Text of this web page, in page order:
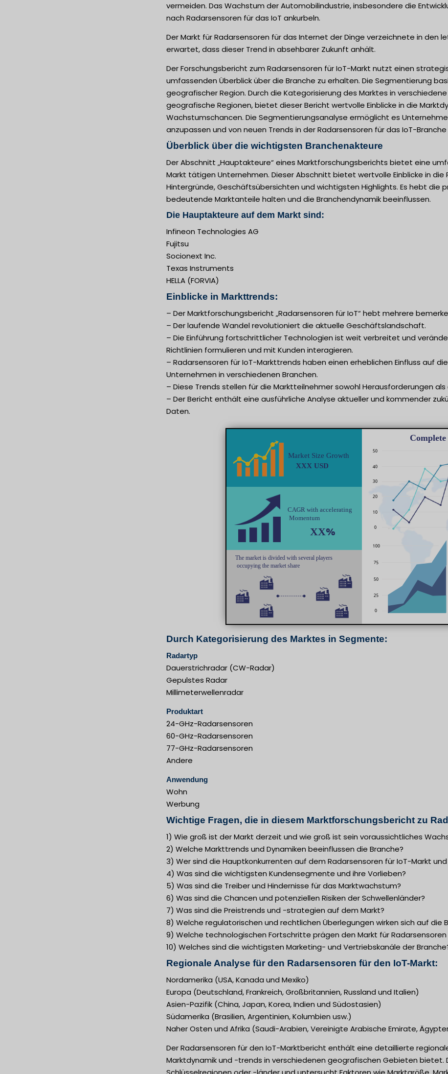
vermeiden. Das Wachstum der Automobilindustrie, insbesondere die
nach Radarsensoren für das IoT ankurbeln.
Der Markt für Radarsensoren für das Internet der Dinge verzeichnete in den
erwartet, dass dieser Trend in absehbarer Zukunft anhält.
Der Forschungsbericht zum Radarsensoren für IoT-Markt nutzt einen
umfassenden Überblick über die Branche zu erhalten. Die Segmentierung
geografischer Region. Durch die Kategorisierung des Marktes in
geografische Regionen, bietet dieser Bericht wertvolle Einblicke in die
Wachstumschancen. Die Segmentierungsanalyse ermöglicht es
anzupassen und von neuen Trends in der Radarsensoren für das IoT-
Überblick über die wichtigsten Branchenakteure
Der Abschnitt „Hauptakteure“ eines Marktforschungsberichts bietet eine
Markt tätigen Unternehmen. Dieser Abschnitt bietet wertvolle Einblicke in die
Hintergründe, Geschäftsübersichten und wichtigsten Highlights. Es hebt die
bedeutende Marktanteile halten und die Branchendynamik beeinflussen.
Die Hauptakteure auf dem Markt sind:
Infineon Technologies AG
Fujitsu
Socionext Inc.
Texas Instruments
HELLA (FORVIA)
Einblicke in Markttrends:
– Der Marktforschungsbericht „Radarsensoren für IoT“ hebt mehrere
– Der laufende Wandel revolutioniert die aktuelle Geschäftslandschaft.
– Die Einführung fortschrittlicher Technologien ist weit verbreitet und
Richtlinien formulieren und mit Kunden interagieren.
– Radarsensoren für IoT-Markttrends haben einen erheblichen Einfluss auf
Unternehmen in verschiedenen Branchen.
– Diese Trends stellen für die Marktteilnehmer sowohl Herausforderungen
– Der Bericht enthält eine ausführliche Analyse aktueller und kommender
Daten.
Durch Kategorisierung des Marktes in Segmente:
Radartyp
Dauerstrichradar (CW-Radar)
Gepulstes Radar
Millimeterwellenradar
Produktart
24-GHz-Radarsensoren
60-GHz-Radarsensoren
77-GHz-Radarsensoren
Andere
Anwendung
Wohn
Werbung
Wichtige Fragen, die in diesem Marktforschungsbericht zu
1) Wie groß ist der Markt derzeit und wie groß ist sein voraussichtliches
2) Welche Markttrends und Dynamiken beeinflussen die Branche?
3) Wer sind die Hauptkonkurrenten auf dem Radarsensoren für IoT-Markt
4) Was sind die wichtigsten Kundensegmente und ihre Vorlieben?
5) Was sind die Treiber und Hindernisse für das Marktwachstum?
6) Was sind die Chancen und potenziellen Risiken der Schwellenländer?
7) Was sind die Preistrends und -strategien auf dem Markt?
8) Welche regulatorischen und rechtlichen Überlegungen wirken sich auf die
9) Welche technologischen Fortschritte prägen den Markt für Radarsensoren
10) Welches sind die wichtigsten Marketing- und Vertriebskanäle der
Regionale Analyse für den Radarsensoren für den IoT-Markt:
Nordamerika (USA, Kanada und Mexiko)
Europa (Deutschland, Frankreich, Großbritannien, Russland und Italien)
Asien-Pazifik (China, Japan, Korea, Indien und Südostasien)
Südamerika (Brasilien, Argentinien, Kolumbien usw.)
Naher Osten und Afrika (Saudi-Arabien, Vereinigte Arabische Emirate,
Der Radarsensoren für den IoT-Marktbericht enthält eine detaillierte
Marktdynamik und -trends in verschiedenen geografischen Gebieten bietet.